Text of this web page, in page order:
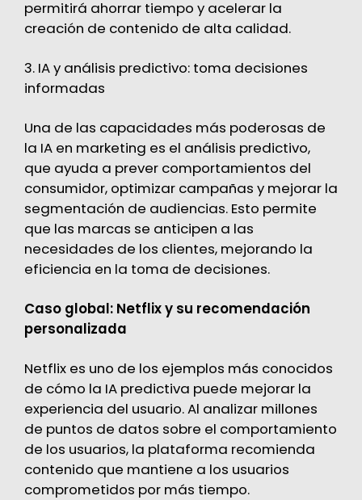
permitirá ahorrar tiempo y acelerar la
creación de contenido de alta calidad.
3. IA y análisis predictivo: toma decisiones
informadas
Una de las capacidades más poderosas de
la IA en marketing es el análisis predictivo,
que ayuda a prever comportamientos del
consumidor, optimizar campañas y mejorar la
segmentación de audiencias. Esto permite
que las marcas se anticipen a las
necesidades de los clientes, mejorando la
eficiencia en la toma de decisiones.
Caso global: Netflix y su recomendación
personalizada
Netflix es uno de los ejemplos más conocidos
de cómo la IA predictiva puede mejorar la
experiencia del usuario. Al analizar millones
de puntos de datos sobre el comportamiento
de los usuarios, la plataforma recomienda
contenido que mantiene a los usuarios
comprometidos por más tiempo.